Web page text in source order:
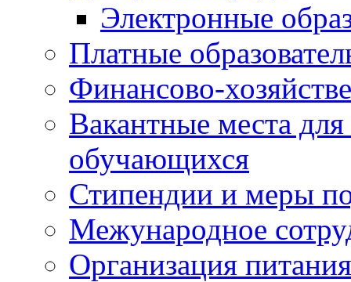
Электронные
Платные
Финансово-
Вакантные места
обучающихся
Стипендии и меры
Межународное
Организация